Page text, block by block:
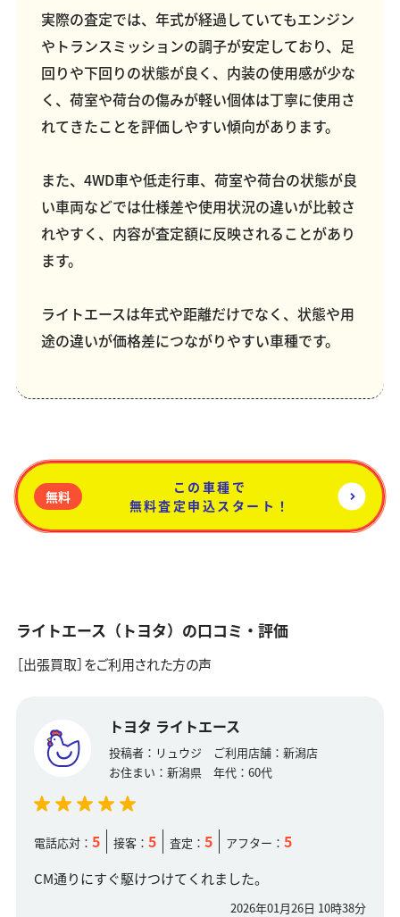
実際の査定では、年式が経過していてもエンジン
やトランスミッションの調子が安定しており、足
回りや下回りの状態が良く、内装の使用感が少な
く、荷室や荷台の傷みが軽い個体は丁寧に使用さ
れてきたことを評価しやすい傾向があります。
また、4WD車や低走行車、荷室や荷台の状態が良
い車両などでは仕様差や使用状況の違いが比較さ
れやすく、内容が査定額に反映されることがあり
ます。
ライトエースは年式や距離だけでなく、状態や用
途の違いが価格差につながりやすい車種です。
無料
この車種で
無料査定申込スタート！
ライトエース（トヨタ）の口コミ・評価
［出張買取］をご利用された方の声
トヨタ ライトエース
投稿者： リュウジ ご利用店舗： 新潟店
お住まい： 新潟県 年代： 60代
電話応対： 5 接客： 5 査定： 5 アフター： 5
CM通りにすぐ駆けつけてくれました。
2026年01月26日 10時38分